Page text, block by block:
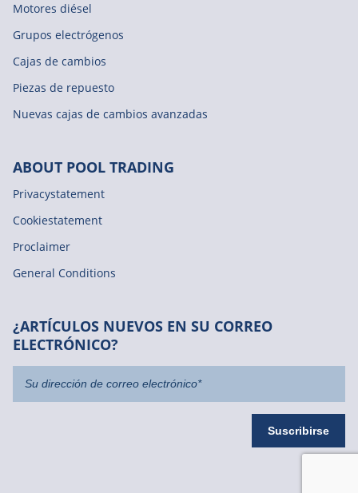
Motores diésel
Grupos electrógenos
Cajas de cambios
Piezas de repuesto
Nuevas cajas de cambios avanzadas
ABOUT POOL TRADING
Privacystatement
Cookiestatement
Proclaimer
General Conditions
¿ARTÍCULOS NUEVOS EN SU CORREO
ELECTRÓNICO?